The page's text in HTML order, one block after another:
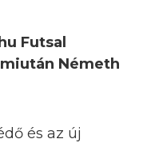
Futsal
Németh
és az új